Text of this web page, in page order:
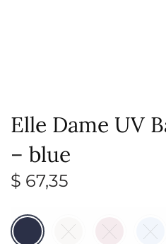
Elle Dame UV
– blue
$ 67,35